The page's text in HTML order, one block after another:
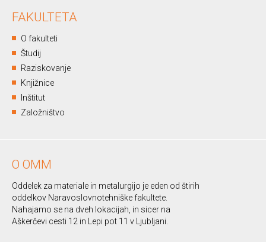
FAKULTETA
O fakulteti
Študij
Raziskovanje
Knjižnice
Inštitut
Založništvo
O OMM
Oddelek za materiale in metalurgijo je eden od štirih
oddelkov Naravoslovnotehniške fakultete.
Nahajamo se na dveh lokacijah, in sicer na
Aškerčevi cesti 12 in Lepi pot 11 v Ljubljani.